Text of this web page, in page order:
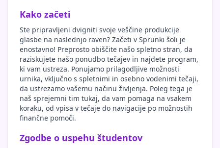
Kako začeti
Ste pripravljeni dvigniti svoje veščine produkcije
glasbe na naslednjo raven? Začeti v Sprunki šoli je
enostavno! Preprosto obiščite našo spletno stran, da
raziskujete našo ponudbo tečajev in najdete program,
ki vam ustreza. Ponujamo prilagodljive možnosti
urnika, vključno s spletnimi in osebno vodenimi tečaji,
da ustrezamo vašemu načinu življenja. Poleg tega je
naš sprejemni tim tukaj, da vam pomaga na vsakem
koraku, od vpisa v tečaje do navigacije po možnostih
finančne pomoči.
Zgodbe o uspehu študentov